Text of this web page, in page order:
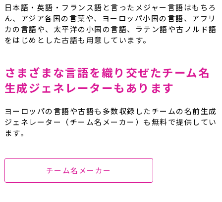
日本語・英語・フランス語と言ったメジャー言語はもちろ
ん、アジア各国の言葉や、ヨーロッパ小国の言語、アフリ
カの言語や、太平洋の小国の言語、ラテン語や古ノルド語
をはじめとした古語も用意しています。
さまざまな言語を織り交ぜたチーム名
生成ジェネレーターもあります
ヨーロッパの言語や古語も多数収録したチームの名前生成
ジェネレーター（チーム名メーカー）も無料で提供してい
ます。
チーム名メーカー